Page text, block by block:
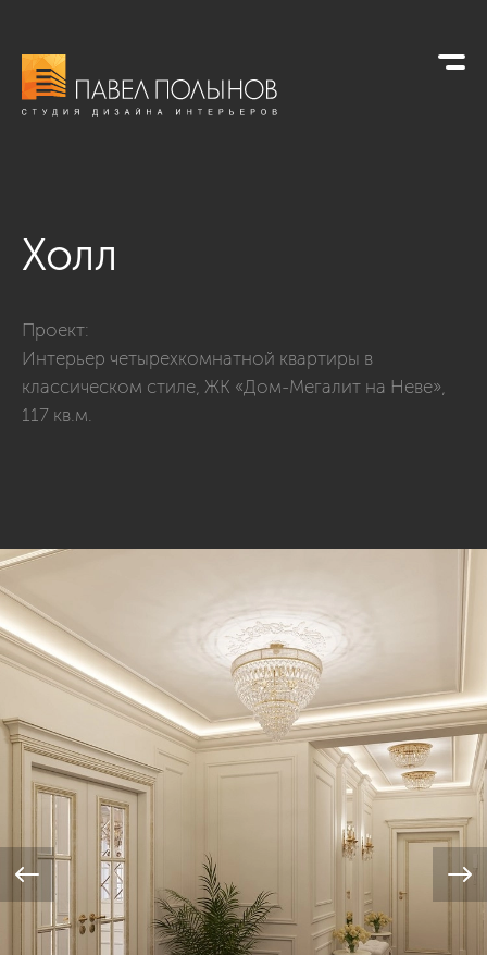
Холл
Проект:
Интерьер четырехкомнатной квартиры в
классическом стиле, ЖК «Дом-Мегалит на Неве»,
117 кв.м.